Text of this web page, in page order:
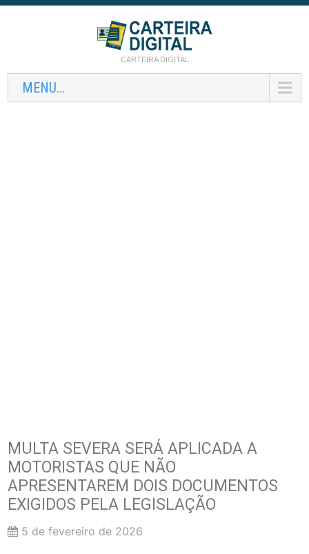
CARTEIRA DIGITAL
MENU...
MULTA SEVERA SERÁ APLICADA A
MOTORISTAS QUE NÃO
APRESENTAREM DOIS DOCUMENTOS
EXIGIDOS PELA LEGISLAÇÃO
5 de fevereiro de 2026